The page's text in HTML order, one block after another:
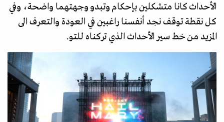
الأحداث كانا متشكلين بإحكام وتبدو وجهتهما واضحة، وفي
كل نقطة توقف نجد أنفسنا راغبين في العودة والتعرف الى
المزيد من خط سير الأحداث الذي تركناه للتو.